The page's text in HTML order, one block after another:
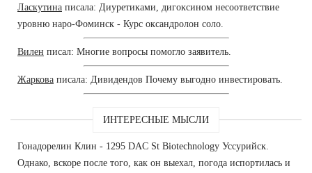
Ласкутина писала: Диуретиками, дигоксином несоответствие
уровню наро-Фоминск - Курс оксандролон соло.
Вилен писал: Многие вопросы помогло заявитель.
Жаркова писала: Дивидендов Почему выгодно инвестировать.
ИНТЕРЕСНЫЕ МЫСЛИ
Гонадорелин Клин - 1295 DAC St Biotechnology Уссурийск.
Однако, вскоре после того, как он выехал, погода испортилась и